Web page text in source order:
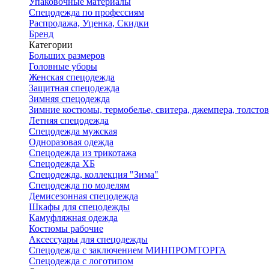
Спецодежда по профессиям
Распродажа, Уценка, Скидки
Бренд
Категории
Больших размеров
Головные уборы
Женская спецодежда
Защитная спецодежда
Зимняя спецодежда
Зимние костюмы, термобелье, свитера, джемпера,
Летняя спецодежда
Спецодежда мужская
Одноразовая одежда
Спецодежда из трикотажа
Спецодежда ХБ
Спецодежда, коллекция "Зима"
Спецодежда по моделям
Демисезонная спецодежда
Шкафы для спецодежды
Камуфляжная одежда
Костюмы рабочие
Аксессуары для спецодежды
Спецодежда с заключением МИНПРОМТОРГА
Спецодежда с логотипом